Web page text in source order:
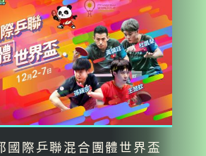
國際乒聯混合團體世界盃